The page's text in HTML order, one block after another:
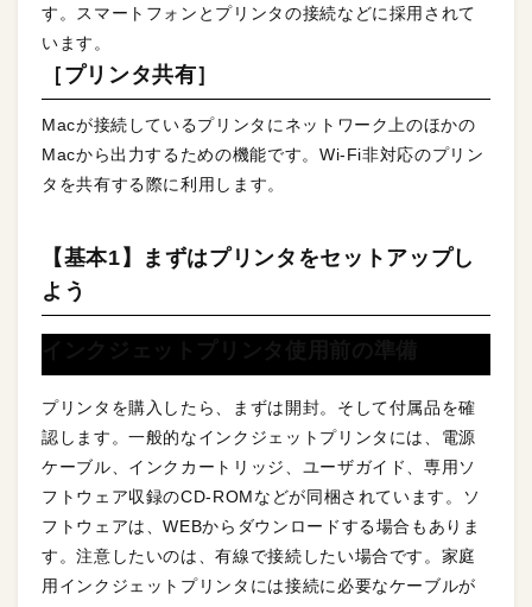
す。スマートフォンとプリンタの接続などに採用されて
います。
［プリンタ共有］
Macが接続しているプリンタにネットワーク上のほかの
Macから出力するための機能です。Wi-Fi非対応のプリン
タを共有する際に利用します。
【基本1】まずはプリンタをセットアップし
よう
プリンタを購入したら、まずは開封。そして付属品を確
認します。一般的なインクジェットプリンタには、電源
ケーブル、インクカートリッジ、ユーザガイド、専用ソ
フトウェア収録のCD-ROMなどが同梱されています。ソ
フトウェアは、WEBからダウンロードする場合もありま
す。注意したいのは、有線で接続したい場合です。家庭
用インクジェットプリンタには接続に必要なケーブルが